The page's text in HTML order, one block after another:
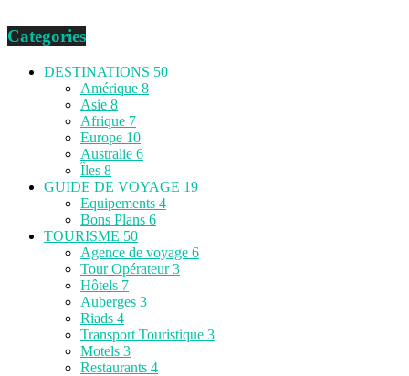
Categories
DESTINATIONS 50
Amérique 8
Asie 8
Afrique 7
Europe 10
Australie 6
Îles 8
GUIDE DE VOYAGE 19
Equipements 4
Bons Plans 6
TOURISME 50
Agence de voyage 6
Tour Opérateur3
Hôtels 7
Auberges 3
Riads 4
Transport Touristique 3
Motels 3
Restaurants 4